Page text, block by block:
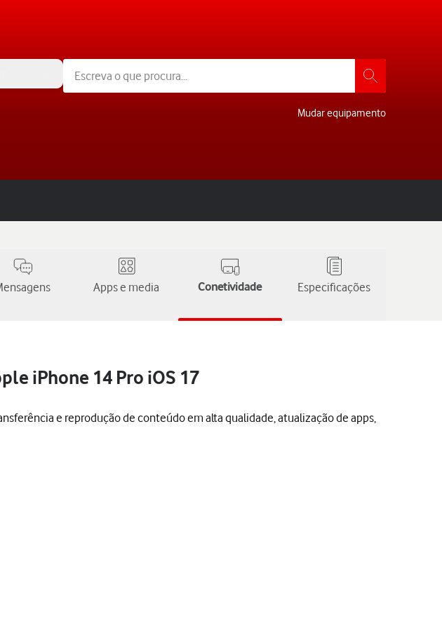
Mudar equipamento
Apps e media Conetividade Especificações
iPhone 14 Pro iOS 17
e reprodução de conteúdo em alta qualidade, atualização de apps,